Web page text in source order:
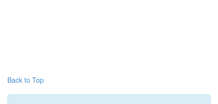
Back to Top